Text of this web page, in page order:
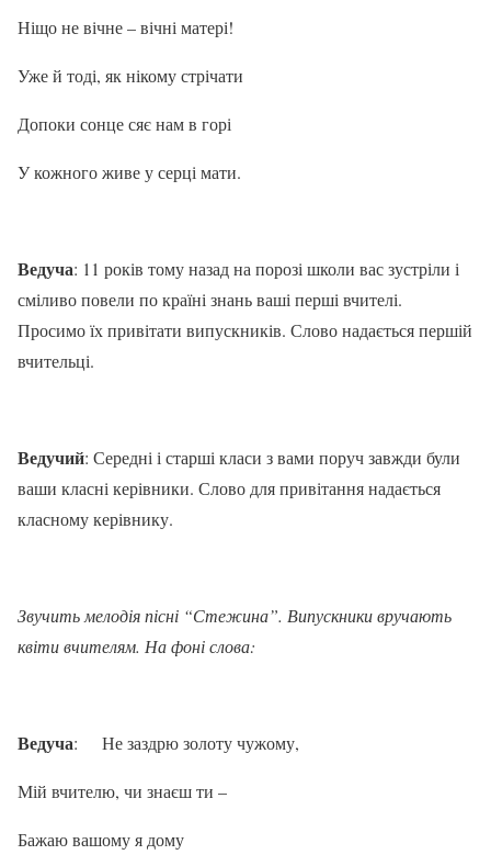
Ніщо не вічне – вічні матері!
Уже й тоді, як нікому стрічати
Допоки сонце сяє нам в горі
У кожного живе у серці мати.
Ведуча: 11 років тому назад на порозі школи вас зустріли і
сміливо повели по країні знань ваші перші вчителі.
Просимо їх привітати випускників. Слово надається першій
вчительці.
Ведучий: Середні і старші класи з вами поруч завжди були
ваши класні керівники. Слово для привітання надається
класному керівнику.
Звучить мелодія пісні “Стежина”. Випускники вручають
квіти вчителям. На фоні слова:
Ведуча: Не заздрю золоту чужому,
Мій вчителю, чи знаєш ти –
Бажаю вашому я дому